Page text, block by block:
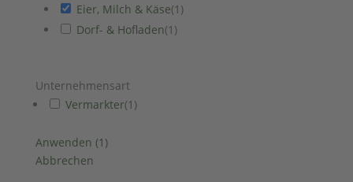
Eier, Milch & Käse(1 )
Dorf- & Hofladen(1 )
Unternehmensart
Vermarkter(1 )
Anwenden (1 )
Abbrechen